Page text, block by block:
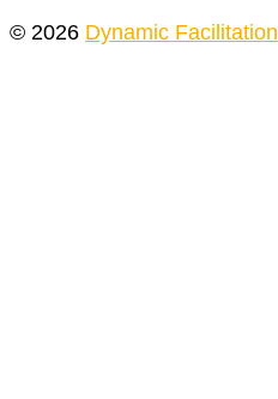
© 2026 Dynamic Facilitation